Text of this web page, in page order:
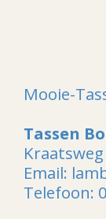
Mooie-
Tassen
Email:
Telefoon: